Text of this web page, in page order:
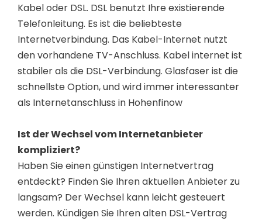
Kabel oder DSL. DSL benutzt Ihre existierende
Telefonleitung. Es ist die beliebteste
Internetverbindung. Das Kabel-Internet nutzt
den vorhandene TV-Anschluss. Kabel internet ist
stabiler als die DSL-Verbindung. Glasfaser ist die
schnellste Option, und wird immer interessanter
als Internetanschluss in Hohenfinow
Ist der Wechsel vom Internetanbieter
kompliziert?
Haben Sie einen günstigen Internetvertrag
entdeckt? Finden Sie Ihren aktuellen Anbieter zu
langsam? Der Wechsel kann leicht gesteuert
werden. Kündigen Sie Ihren alten DSL-Vertrag